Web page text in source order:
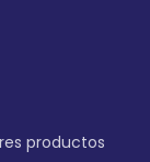
productos